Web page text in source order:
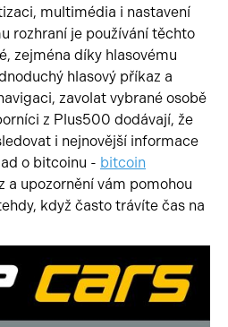
multimédia i nastavení
rozhraní je používání těchto
zejména díky hlasovému
hlasový příkaz a
zavolat vybrané osobě
z Plus500 dodávají, že
i nejnovější informace
o bitcoinu - bitcoin
a upozornění vám pomohou
když často trávíte čas na